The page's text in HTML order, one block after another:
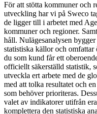
För att stötta kommuner och
utveckling har vi på Sweco
de ligger till i arbetet med
kommuner och regioner.
håll. Nulägesanalysen
statistiska källor och
du som kund får ett
officiellt säkerställd statistik,
utveckla ert arbete med de
med att tolka resultatet och
som behöver prioriteras.
valet av indikatorer utifrån
komplettera den statistiska